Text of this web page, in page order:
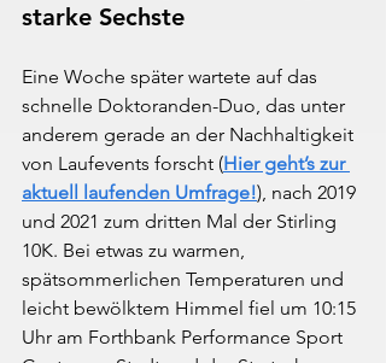
starke Sechste
Eine Woche später wartete auf das
schnelle Doktoranden-Duo, das unter
anderem gerade an der Nachhaltigkeit
von Laufevents forscht (Hier geht’s zur
aktuell laufenden Umfrage!), nach 2019
und 2021 zum dritten Mal der Stirling
10K. Bei etwas zu warmen,
spätsommerlichen Temperaturen und
leicht bewölktem Himmel fiel um 10:15
Uhr am Forthbank Performance Sport